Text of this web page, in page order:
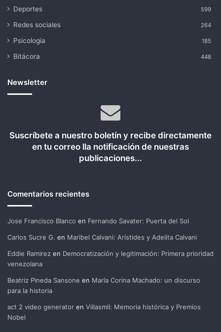
Deportes 599
Redes sociales 264
Psicología 185
Bitácora 448
Newsletter
Suscríbete a nuestro boletín y recibe directamente
en tu correo lla notificación de nuestras
publicaciones...
Comentarios recientes
Jose Francisco Blanco en Fernando Savater: Puerta del Sol
Carlos Sucre G. en Maribel Calvani: Arístides y Adelita Calvani
Eddie Ramirez en Democratización y legitimación: Primera prioridad
venezolana
Beatriz Pineda Sansone en María Corina Machado: un discurso
para la historia
act 2 video generator en Villasmil: Memoria histórica y Premios
Nobel